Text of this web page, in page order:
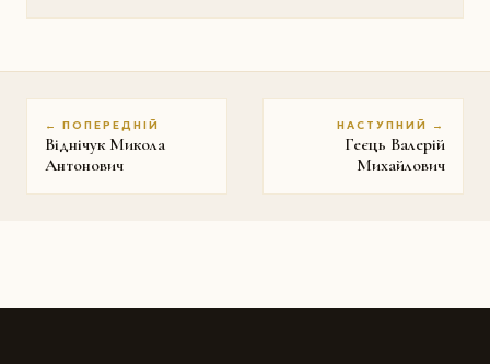
← ПОПЕРЕДНІЙ
Віднічук Микола
Антонович
НАСТУПНИЙ →
Геєць Валерій
Михайлович